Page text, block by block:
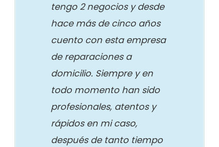
tengo 2 negocios y desde
hace más de cinco años
cuento con esta empresa
de reparaciones a
domicilio. Siempre y en
todo momento han sido
profesionales, atentos y
rápidos en mi caso,
después de tanto tiempo